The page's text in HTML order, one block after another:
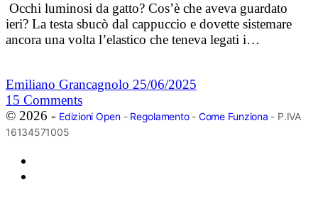
Occhi luminosi da gatto? Cos’è che aveva guardato
ieri? La testa sbucò dal cappuccio e dovette sistemare
ancora una volta l’elastico che teneva legati i…
Emiliano Grancagnolo 25/06/2025
15 Comments
© 2026 - Edizioni Open- Regolamento- Come Funziona - P.IVA
16134571005